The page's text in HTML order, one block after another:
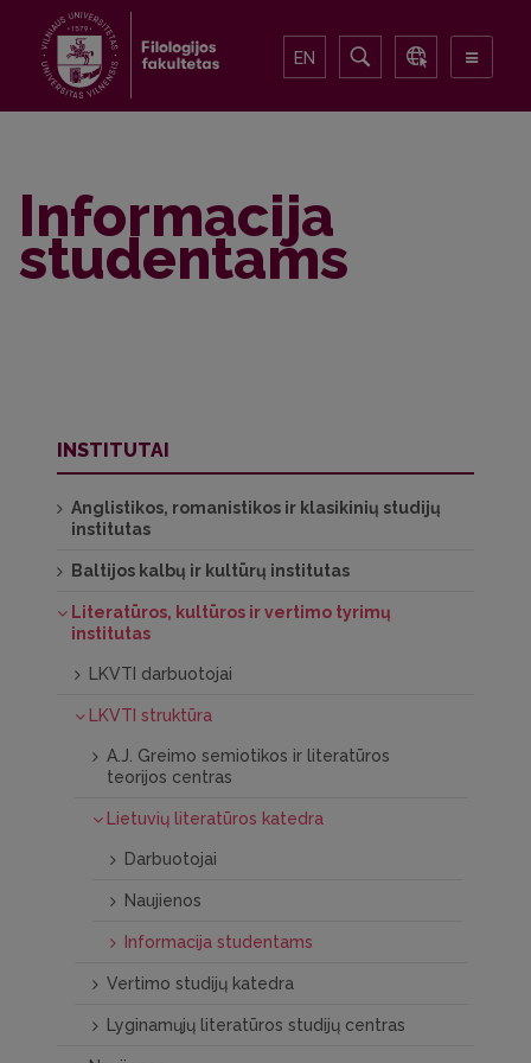
EN
Informacija
studentams
INSTITUTAI
Anglistikos, romanistikos ir klasikinių studijų
institutas
Baltijos kalbų ir kultūrų institutas
Literatūros, kultūros ir vertimo tyrimų
institutas
LKVTI darbuotojai
LKVTI struktūra
A.J. Greimo semiotikos ir literatūros
teorijos centras
Lietuvių literatūros katedra
Darbuotojai
Naujienos
Informacija studentams
Vertimo studijų katedra
Lyginamųjų literatūros studijų centras